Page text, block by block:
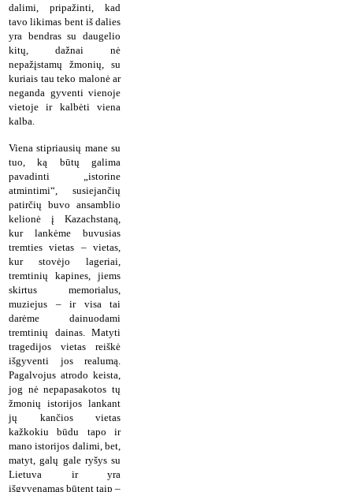
dalimi, pripažinti, kad
tavo likimas bent iš dalies
yra bendras su daugelio
kitų, dažnai nė
nepažįstamų žmonių, su
kuriais tau teko malonė ar
neganda gyventi vienoje
vietoje ir kalbėti viena
kalba.
Viena stipriausių mane su
tuo, ką būtų galima
pavadinti „istorine
atmintimi“, susiejančių
patirčių buvo ansamblio
kelionė į Kazachstaną,
kur lankėme buvusias
tremties vietas – vietas,
kur stovėjo lageriai,
tremtinių kapines, jiems
skirtus memorialus,
muziejus – ir visa tai
darėme dainuodami
tremtinių dainas. Matyti
tragedijos vietas reiškė
išgyventi jos realumą.
Pagalvojus atrodo keista,
jog nė nepapasakotos tų
žmonių istorijos lankant
jų kančios vietas
kažkokiu būdu tapo ir
mano istorijos dalimi, bet,
matyt, galų gale ryšys su
Lietuva ir yra
išgyvenamas būtent taip –